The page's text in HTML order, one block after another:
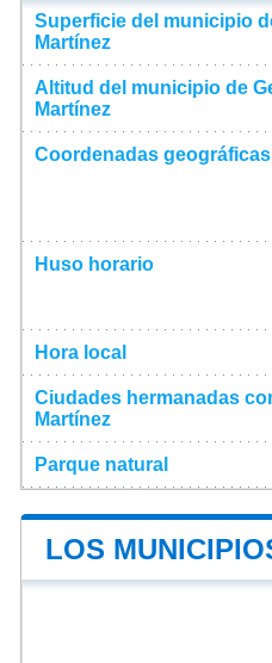
Superficie del municipio
Martínez
Altitud del municipio de
Martínez
Coordenadas geográficas
Huso horario
Hora local
Ciudades hermanadas
Martínez
Parque natural
LOS